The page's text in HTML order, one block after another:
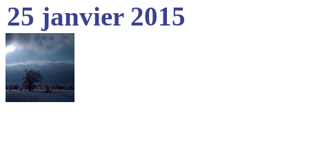
25 janvier 2015